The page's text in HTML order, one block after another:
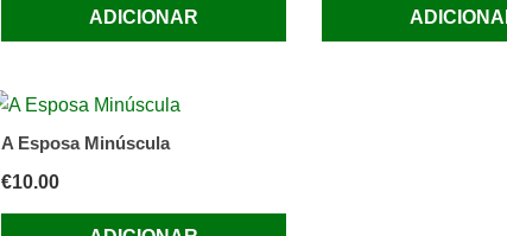
ADICIONAR
A Esposa Minúscula
€10.00